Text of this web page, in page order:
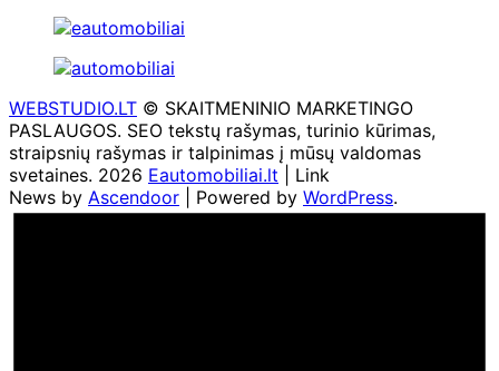
WEBSTUDIO.LT © SKAITMENINIO MARKETINGO
PASLAUGOS. SEO tekstų rašymas, turinio kūrimas,
straipsnių rašymas ir talpinimas į mūsų valdomas
svetaines. 2026 Eautomobiliai.lt | Link
News by Ascendoor | Powered by WordPress.